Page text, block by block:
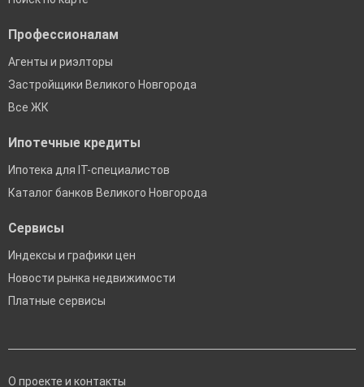
Профессионалам
Агенты и риэлторы
Застройщики Великого Новгорода
Все ЖК
Ипотечные кредиты
Ипотека для IT-специалистов
Каталог банков Великого Новгорода
Сервисы
Индексы и графики цен
Новости рынка недвижимости
Платные сервисы
О проекте и контакты